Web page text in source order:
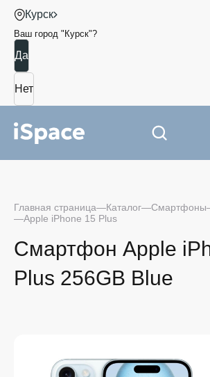
Курск
Ваш город " Курск"?
Главная страница Каталог Смартфоны
Apple iPhone 15 Plus
Смартфон Apple
Plus 256GB Blue